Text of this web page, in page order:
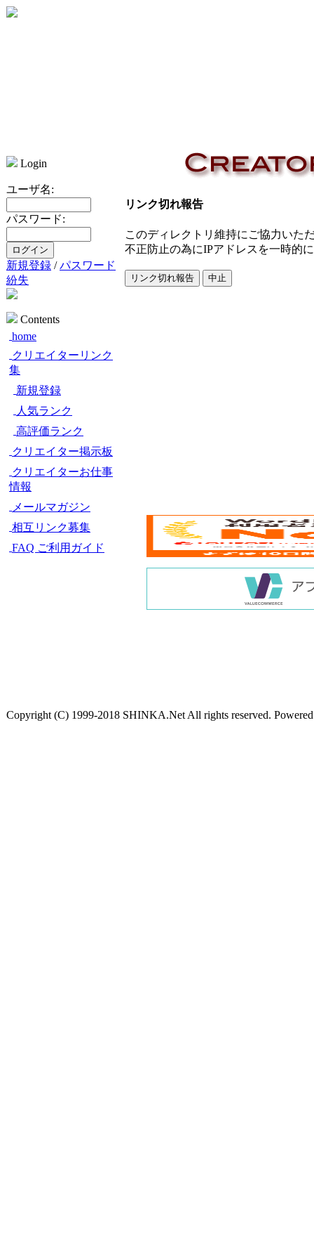
Login
ユーザ名:
パスワード:
新規登録 /パスワード
紛失
Contents
home
クリエイターリンク
集
新規登録
人気ランク
高評価ランク
クリエイター掲示板
クリエイターお仕事
情報
メールマガジン
相互リンク募集
FAQ ご利用ガイド
リンク切れ報告
このディレクトリ維持にご協力いた
不正防止の為にIPアドレスを一時的
Copyright (C) 1999-2018 SHINKA.Net All rights reserved.